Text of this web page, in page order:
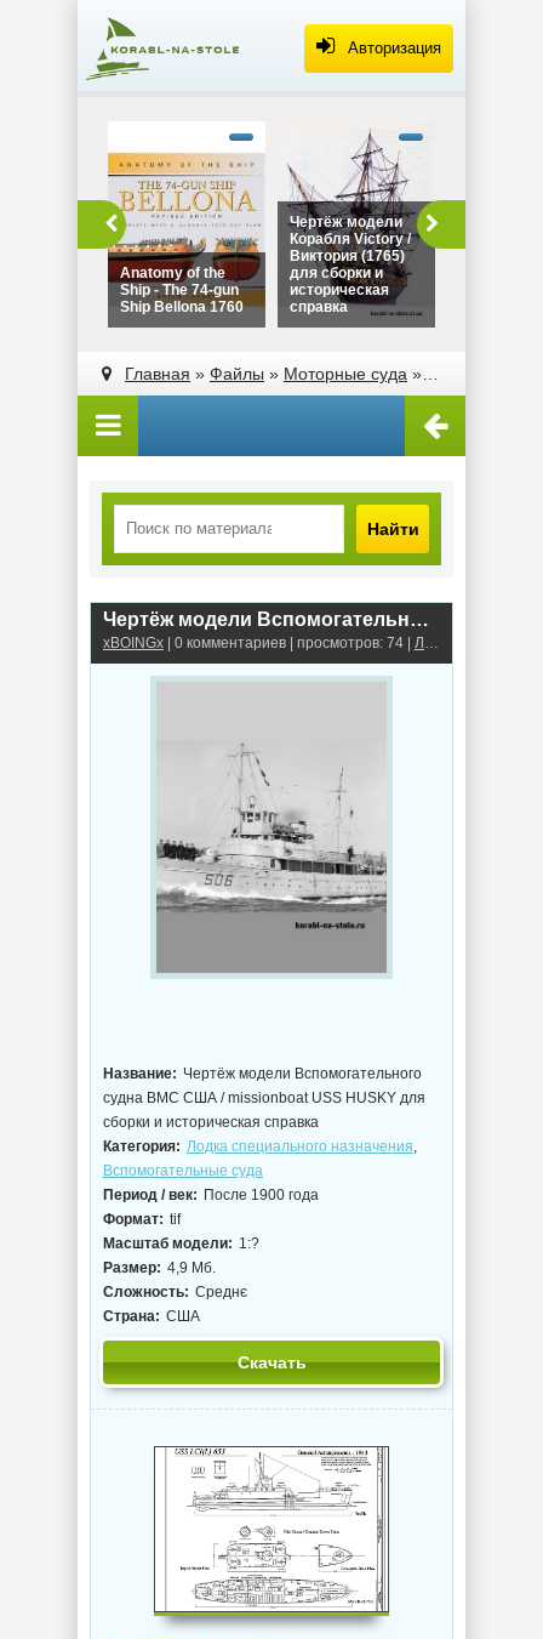
Авторизация
Ship - The 74-gun
Ship Bellona 1760"
height="180">
Anatomy of the
Ship - The 74-gun
Ship Bellona 1760
Виктория (1765)
для сборки и
width="320"
Чертёж модели
Корабля Victory /
Виктория (1765)
для сборки и
историческая
справка
width="320"
Главная » Файлы » Моторные суда »
Найти
Чертёж модели Вспомогательного судна ВМС США / missionboat USS HUSKY для сборки и историческая справка
xBOINGx | 0 комментариев | просмотров: 74 | Лодка специального назначения
Название: Чертёж модели Вспомогательного
судна ВМС США / missionboat USS HUSKY для
сборки и историческая справка
Категория: Лодка специального назначения,
Вспомогательные суда
Период / век: После 1900 года
Формат: tif
Масштаб модели: 1:?
Размер: 4,9 Мб.
Сложность: Среднє
Страна: США
Скачать